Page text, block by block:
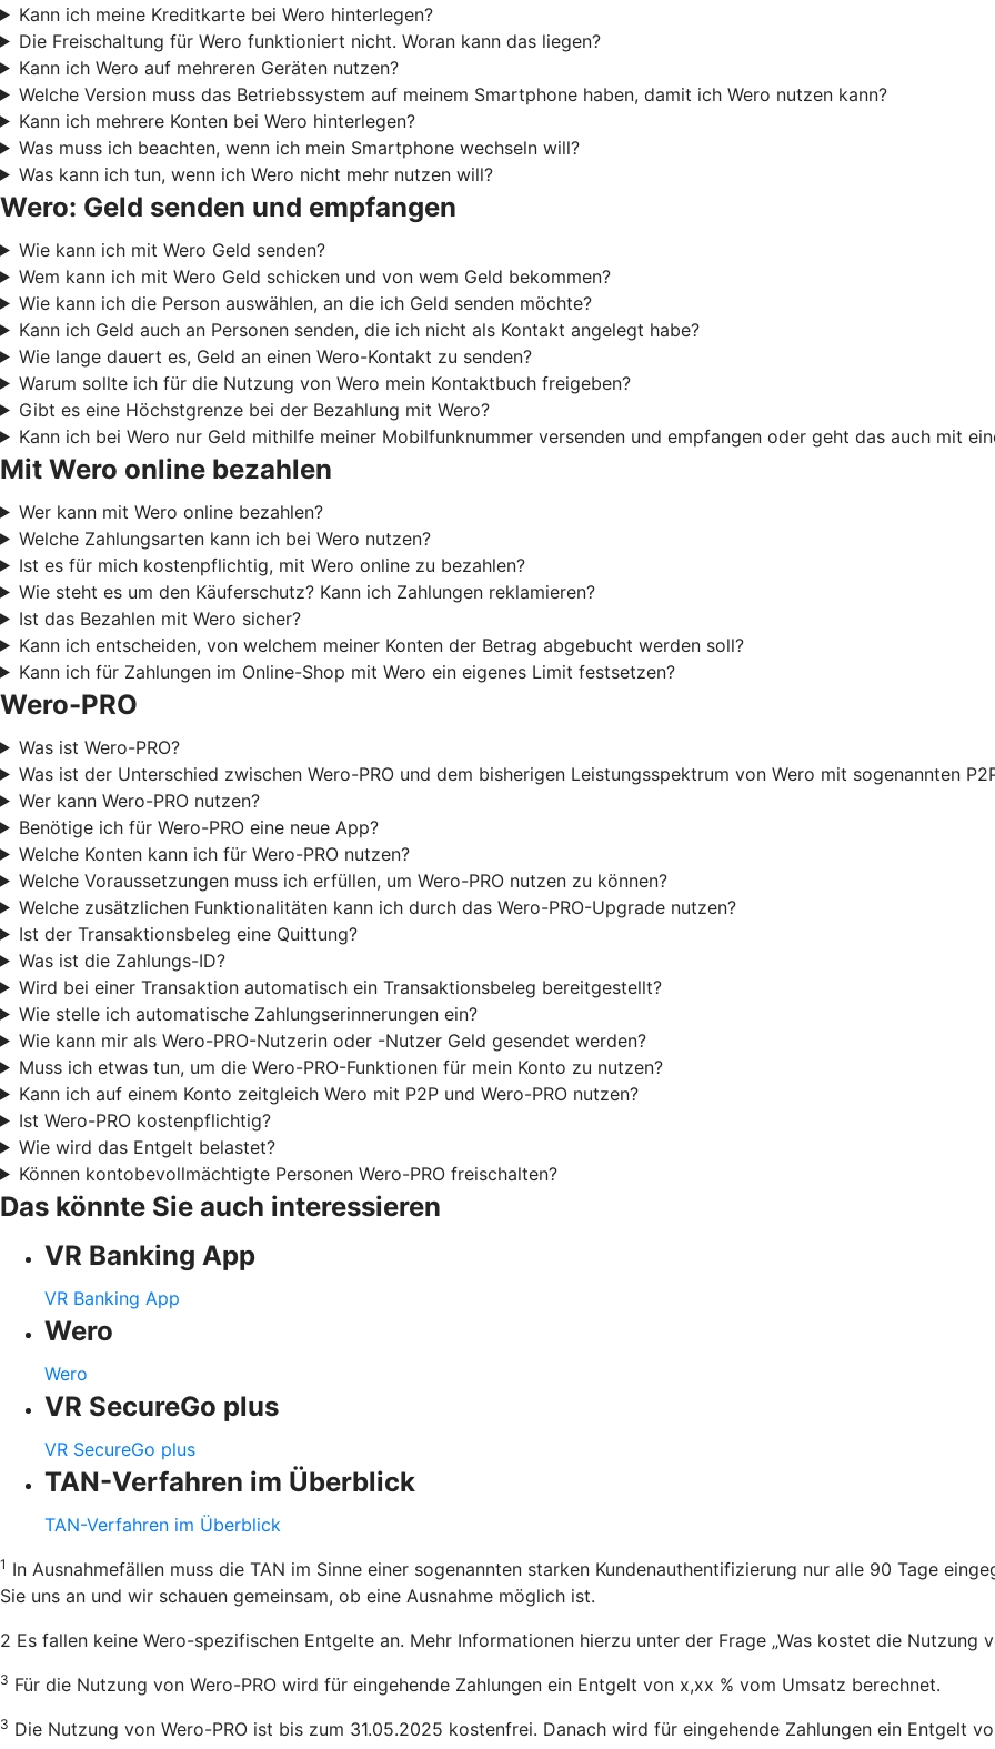
Kann ich meine Kreditkarte bei Wero hinterlegen?
Die Freischaltung für Wero funktioniert nicht. Woran kann das liegen?
Kann ich Wero auf mehreren Geräten nutzen?
Welche Version muss das Betriebssystem auf meinem Smartphone haben, damit ich Wero nutzen kann?
Kann ich mehrere Konten bei Wero hinterlegen?
Was muss ich beachten, wenn ich mein Smartphone wechseln will?
Was kann ich tun, wenn ich Wero nicht mehr nutzen will?
Wero: Geld senden und empfangen
Wie kann ich mit Wero Geld senden?
Wem kann ich mit Wero Geld schicken und von wem Geld bekommen?
Wie kann ich die Person auswählen, an die ich Geld senden möchte?
Kann ich Geld auch an Personen senden, die ich nicht als Kontakt angelegt habe?
Wie lange dauert es, Geld an einen Wero-Kontakt zu senden?
Warum sollte ich für die Nutzung von Wero mein Kontaktbuch freigeben?
Gibt es eine Höchstgrenze bei der Bezahlung mit Wero?
Kann ich bei Wero nur Geld mithilfe meiner Mobilfunknummer versenden und empfangen oder geht das auch mit
Mit Wero online bezahlen
Wer kann mit Wero online bezahlen?
Welche Zahlungsarten kann ich bei Wero nutzen?
Ist es für mich kostenpflichtig, mit Wero online zu bezahlen?
Wie steht es um den Käuferschutz? Kann ich Zahlungen reklamieren?
Ist das Bezahlen mit Wero sicher?
Kann ich entscheiden, von welchem meiner Konten der Betrag abgebucht werden soll?
Kann ich für Zahlungen im Online-Shop mit Wero ein eigenes Limit festsetzen?
Wero-PRO
Was ist Wero-PRO?
Was ist der Unterschied zwischen Wero-PRO und dem bisherigen Leistungsspektrum von Wero mit sogenannten
Wer kann Wero-PRO nutzen?
Benötige ich für Wero-PRO eine neue App?
Welche Konten kann ich für Wero-PRO nutzen?
Welche Voraussetzungen muss ich erfüllen, um Wero-PRO nutzen zu können?
Welche zusätzlichen Funktionalitäten kann ich durch das Wero-PRO-Upgrade nutzen?
Ist der Transaktionsbeleg eine Quittung?
Was ist die Zahlungs-ID?
Wird bei einer Transaktion automatisch ein Transaktionsbeleg bereitgestellt?
Wie stelle ich automatische Zahlungserinnerungen ein?
Wie kann mir als Wero-PRO-Nutzerin oder -Nutzer Geld gesendet werden?
Muss ich etwas tun, um die Wero-PRO-Funktionen für mein Konto zu nutzen?
Kann ich auf einem Konto zeitgleich Wero mit P2P und Wero-PRO nutzen?
Ist Wero-PRO kostenpflichtig?
Wie wird das Entgelt belastet?
Können kontobevollmächtigte Personen Wero-PRO freischalten?
Das könnte Sie auch interessieren
VR Banking App
VR Banking App
Wero
Wero
VR SecureGo plus
VR SecureGo plus
TAN-Verfahren im Überblick
TAN-Verfahren im Überblick
1 In Ausnahmefällen muss die TAN im Sinne einer sogenannten starken Kundenauthentifizierung nur alle 90 Tage
Sie uns an und wir schauen gemeinsam, ob eine Ausnahme möglich ist.
2 Es fallen keine Wero-spezifischen Entgelte an. Mehr Informationen hierzu unter der Frage „Was kostet die Nutzung
3 Für die Nutzung von Wero-PRO wird für eingehende Zahlungen ein Entgelt von x,xx % vom Umsatz berechnet.
3 Die Nutzung von Wero-PRO ist bis zum 31.05.2025 kostenfrei. Danach wird für eingehende Zahlungen ein Entgelt